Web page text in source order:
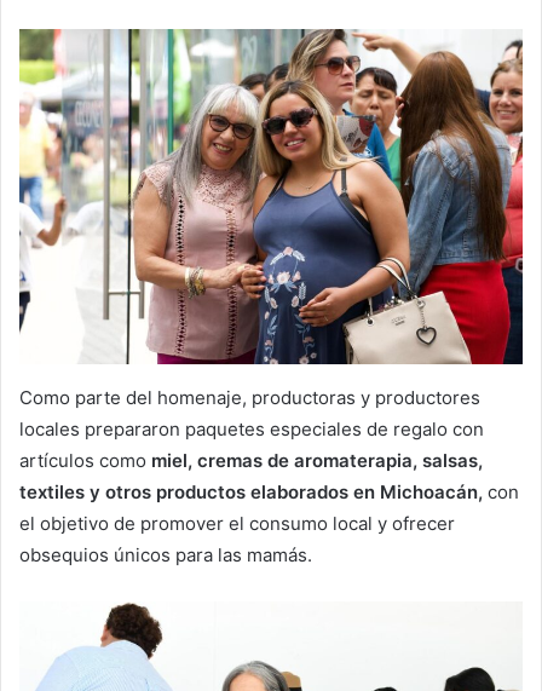
Como parte del homenaje, productoras y productores
locales prepararon paquetes especiales de regalo con
artículos como miel, cremas de aromaterapia, salsas,
textiles y otros productos elaborados en Michoacán, con
el objetivo de promover el consumo local y ofrecer
obsequios únicos para las mamás.